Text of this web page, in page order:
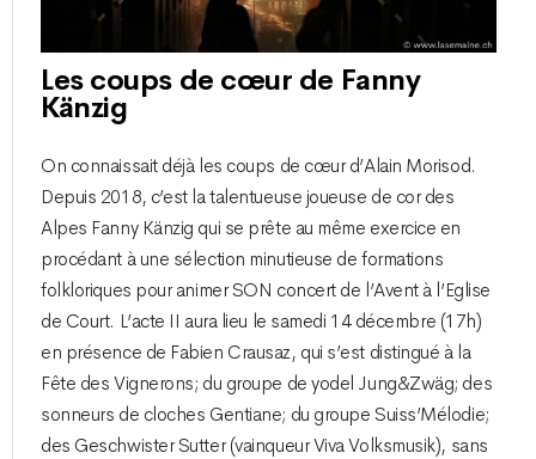
Les coups de cœur de Fanny
Känzig
On connaissait déjà les coups de cœur d’Alain Morisod.
Depuis 2018, c’est la talentueuse joueuse de cor des
Alpes Fanny Känzig qui se prête au même exercice en
procédant à une sélection minutieuse de formations
folkloriques pour animer SON concert de l’Avent à l’Eglise
de Court. L’acte II aura lieu le samedi 14 décembre (17h)
en présence de Fabien Crausaz, qui s’est distingué à la
Fête des Vignerons; du groupe de yodel Jung&Zwäg; des
sonneurs de cloches Gentiane; du groupe Suiss’Mélodie;
des Geschwister Sutter (vainqueur Viva Volksmusik), sans